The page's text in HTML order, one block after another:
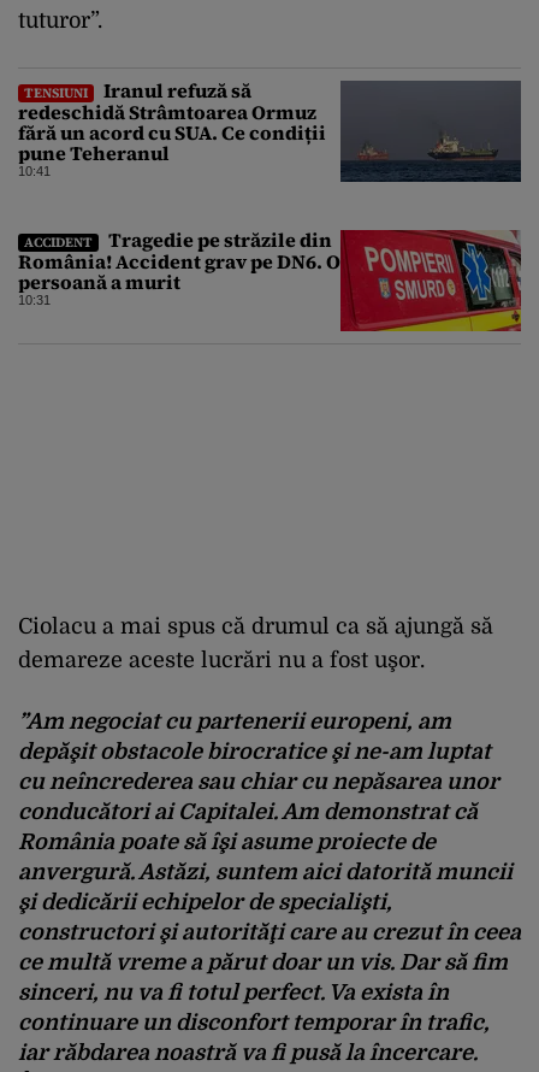
tuturor”.
TENSIUNI
Iranul refuză să
redeschidă Strâmtoarea Ormuz
fără un acord cu SUA. Ce condiții
pune Teheranul
10:41
ACCIDENT
Tragedie pe străzile din
România! Accident grav pe DN6. O
persoană a murit
10:31
Ciolacu a mai spus că drumul ca să ajungă să
demareze aceste lucrări nu a fost uşor.
”Am negociat cu partenerii europeni, am
depăşit obstacole birocratice şi ne-am luptat
cu neîncrederea sau chiar cu nepăsarea unor
conducători ai Capitalei. Am demonstrat că
România poate să îşi asume proiecte de
anvergură. Astăzi, suntem aici datorită muncii
şi dedicării echipelor de specialişti,
constructori şi autorităţi care au crezut în ceea
ce multă vreme a părut doar un vis. Dar să fim
sinceri, nu va fi totul perfect. Va exista în
continuare un disconfort temporar în trafic,
iar răbdarea noastră va fi pusă la încercare.